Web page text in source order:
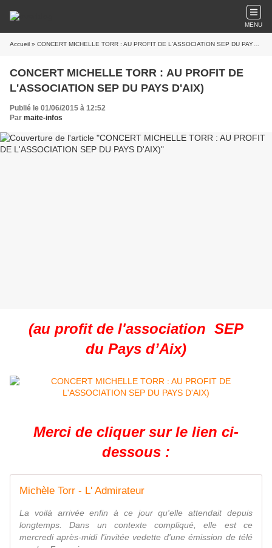
MENU
Accueil » CONCERT MICHELLE TORR : AU PROFIT DE L'ASSOCIATION SEP DU PAYS D'AIX)
CONCERT MICHELLE TORR : AU PROFIT DE
L'ASSOCIATION SEP DU PAYS D'AIX)
Publié le 01/06/2015 à 12:52
Par maite-infos
(au profit de l'association SEP
du Pays d’Aix)
Merci de cliquer sur le lien ci-
dessous :
Michèle Torr - L' Admirateur
La voilà arrivée enfin à ce jour qu'elle attendait depuis
longtemps. Dans un contexte compliqué, elle est ce
mercredi après-midi l'invitée vedette d'une émission de télé